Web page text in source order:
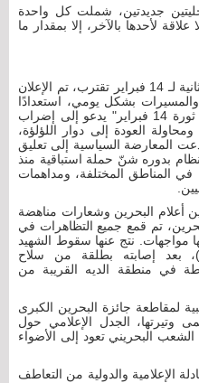
عن خليتين جديدتين، شملت كل واحدة
لأحدها بالآخر، إلا بمقدار ما
الوضع هو كالتالي: الذكرى السنوية الثانية لـ 14 فبراير تقترب، تم الإعلان
بشكل يومي، استعدادًا
لذكرى انطلاق الثورة. "ائتلاف شباب ثورة 14 فبراير" يدعو إلى إضراب
العودة إلى دوار اللؤلؤة،
المعارضة السياسية إلى تعليق
بدوره شنّ حملة استباقية منذ
في المناطق المختلفة، ومداهمات
أعلام البحرين وشعارات مناهضة
تم قمع جميع التظاهرات في
مواجهات. نتج عنها سقوط الشهيد
الجزيري (15 عام)، بعد إصابته بطلقة من سلاح
في منطقة الديه القريبة من
لمقاطعة جائزة البحرين الكبرى
بدأت تحمى وتيرتها، الجدل الإعلامي حول
البحريني تعود إلى الأضواء
الإعلامية والدولية من التعاطف